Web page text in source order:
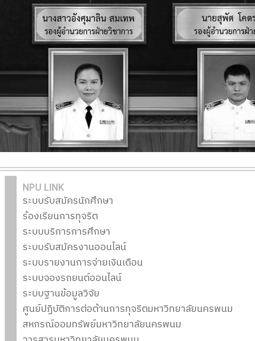
NPU LINK
ระบบรับสมัครนักศึกษา
ร้องเรียนการทุจริต
ระบบบริการการศึกษา
ระบบรับสมัครงานออนไลน์
ระบบรายงานการจ่ายเงินเดือน
ระบบจองรถยนต์ออนไลน์
ระบบฐานข้อมูลวิจัย
ศูนย์ปฏิบัติการต่อต้านการทุจริตมหาวิทยาลัยนครพนม
สหกรณ์ออมทรัพย์มหาวิทยาลัยนครพนม